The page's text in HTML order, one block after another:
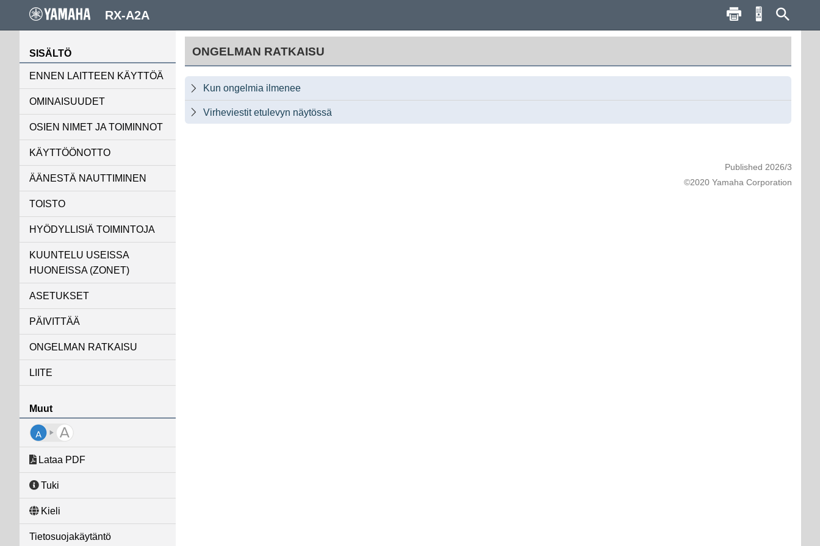
SISÄLTÖ
ENNEN LAITTEEN KÄYTTÖÄ
OMINAISUUDET
OSIEN NIMET JA TOIMINNOT
KÄYTTÖÖNOTTO
ÄÄNESTÄ NAUTTIMINEN
TOISTO
HYÖDYLLISIÄ TOIMINTOJA
KUUNTELU USEISSA
HUONEISSA (ZONET)
ASETUKSET
PÄIVITTÄÄ
ONGELMAN RATKAISU
LIITE
Muut
Lataa PDF
Tuki
Kieli
Tietosuojakäytäntö
ONGELMAN RATKAISU
 Kun ongelmia ilmenee
 Virheviestit etulevyn näytössä
Published 2026/3
©2020 Yamaha Corporation
RX-A2A